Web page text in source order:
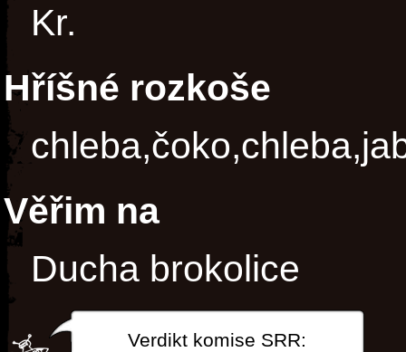
Kr.
Hříšné rozkoše
Věřim na
Ducha brokolice
Verdikt komise SRR: